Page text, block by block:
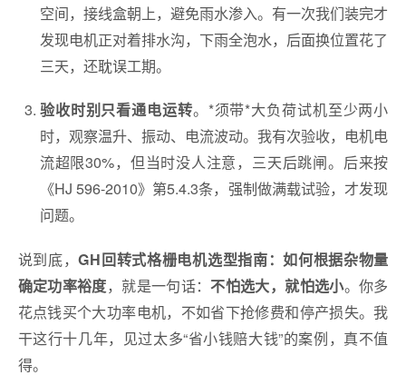
空间，接线盒朝上，避免雨水渗入。有一次我们装完才
发现电机正对着排水沟，下雨全泡水，后面换位置花了
三天，还耽误工期。
验收时别只看通电运转。*须带*大负荷试机至少两小
时，观察温升、振动、电流波动。我有次验收，电机电
流超限30%，但当时没人注意，三天后跳闸。后来按
《HJ 596-2010》第5.4.3条，强制做满载试验，才发现
问题。
说到底，GH回转式格栅电机选型指南：如何根据杂物量
确定功率裕度，就是一句话：不怕选大，就怕选小。你多
花点钱买个大功率电机，不如省下抢修费和停产损失。我
干这行十几年，见过太多“省小钱赔大钱”的案例，真不值
得。